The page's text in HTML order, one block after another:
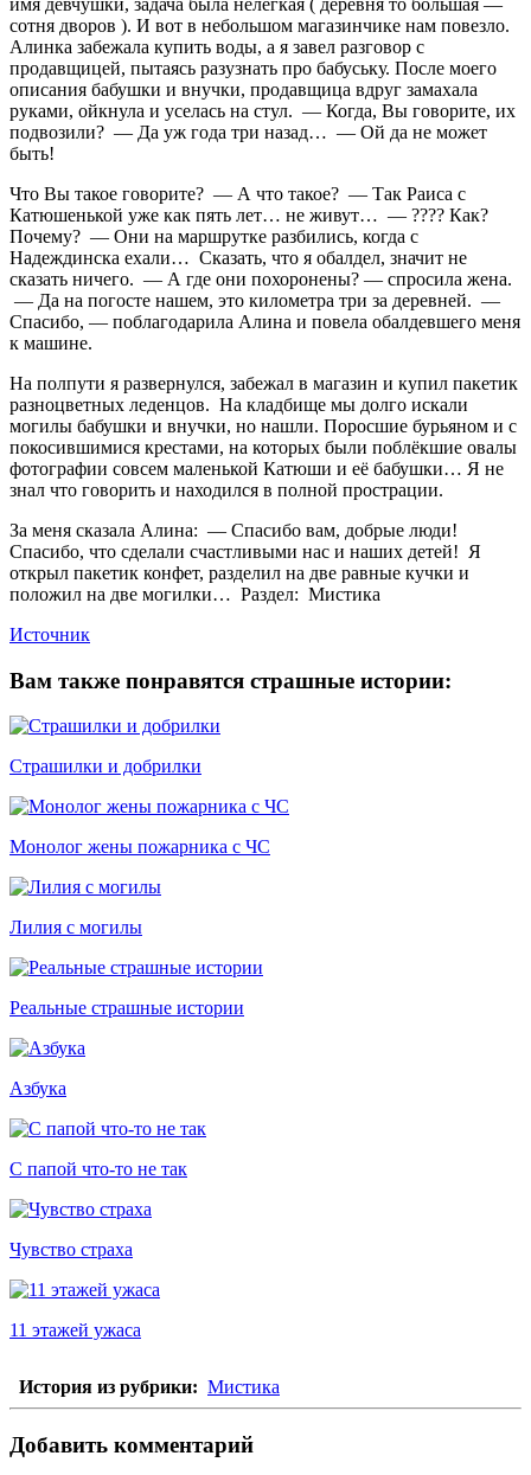
сотня дворов ). И вот в небольшом магазинчике нам повезло.
Алинка забежала купить воды, а я завел разговор с
продавщицей, пытаясь разузнать про бабуську. После моего
описания бабушки и внучки, продавщица вдруг замахала
руками, ойкнула и уселась на стул. — Когда, Вы говорите, их
подвозили? — Да уж года три назад… — Ой да не может
быть!
Что Вы такое говорите? — А что такое? — Так Раиса с
Катюшенькой уже как пять лет… не живут… — ???? Как?
Почему? — Они на маршрутке разбились, когда с
Надеждинска ехали… Сказать, что я обалдел, значит не
сказать ничего. — А где они похоронены? — спросила жена.
— Да на погосте нашем, это километра три за деревней. —
Спасибо, — поблагодарила Алина и повела обалдевшего меня
к машине.
На полпути я развернулся, забежал в магазин и купил пакетик
разноцветных леденцов. На кладбище мы долго искали
могилы бабушки и внучки, но нашли. Поросшие бурьяном и с
покосившимися крестами, на которых были поблёкшие овалы
фотографии совсем маленькой Катюши и её бабушки… Я не
знал что говорить и находился в полной прострации.
За меня сказала Алина: — Спасибо вам, добрые люди!
Спасибо, что сделали счастливыми нас и наших детей! Я
открыл пакетик конфет, разделил на две равные кучки и
положил на две могилки… Раздел: Мистика
Источник
Вам также понравятся страшные истории:
Страшилки и добрилки
Монолог жены пожарника с ЧС
Лилия с могилы
Реальные страшные истории
Азбука
С папой что-то не так
Чувство страха
11 этажей ужаса
История из рубрики: Мистика
Добавить комментарий